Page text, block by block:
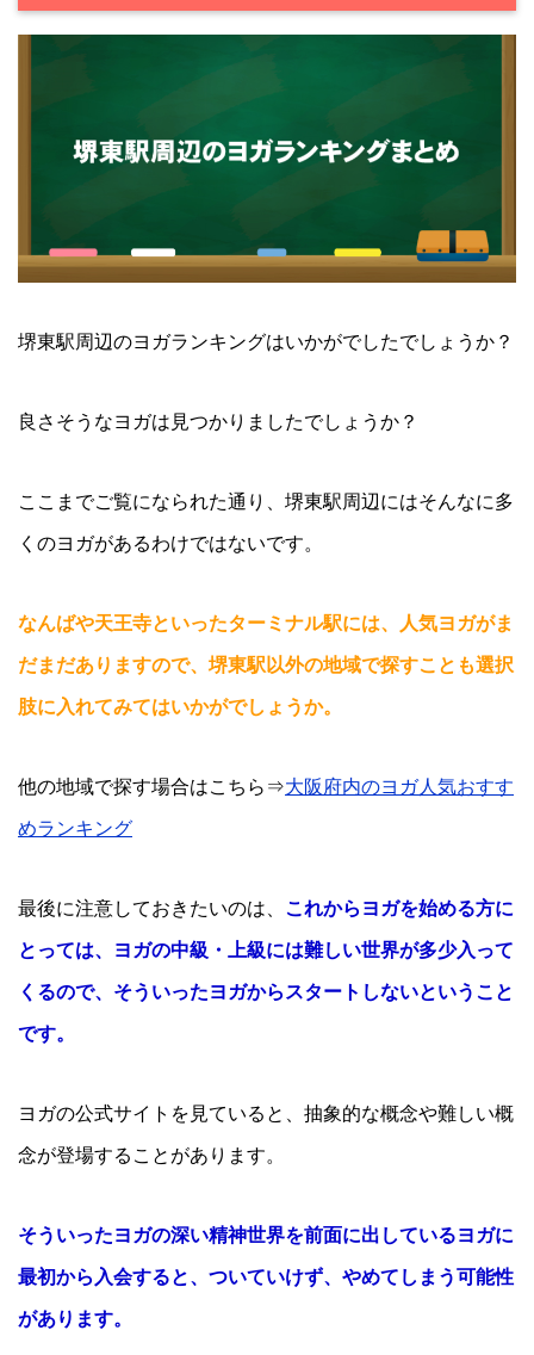
堺東駅周辺のヨガランキングはいかがでしたでしょうか？
良さそうなヨガは見つかりましたでしょうか？
ここまでご覧になられた通り、堺東駅周辺にはそんなに多
くのヨガがあるわけではないです。
なんばや天王寺といったターミナル駅には、人気ヨガがま
だまだありますので、堺東駅以外の地域で探すことも選択
肢に入れてみてはいかがでしょうか。
他の地域で探す場合はこちら⇒大阪府内のヨガ人気おすす
めランキング
最後に注意しておきたいのは、 これからヨガを始める方に
とっては、ヨガの中級・上級には難しい世界が多少入って
くるので、そういったヨガからスタートしないということ
です。
ヨガの公式サイトを見ていると、抽象的な概念や難しい概
念が登場することがあります。
そういったヨガの深い精神世界を前面に出しているヨガに
最初から入会すると、ついていけず、やめてしまう可能性
があります。